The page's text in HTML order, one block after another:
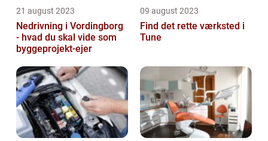
21 august 2023
Nedrivning i Vordingborg
- hvad du skal vide som
byggeprojekt-ejer
09 august 2023
Find det rette værksted i
Tune